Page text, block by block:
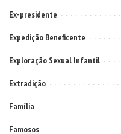
Ex-presidente
Expedição Beneficente
Exploração Sexual Infantil
Extradição
Família
Famosos